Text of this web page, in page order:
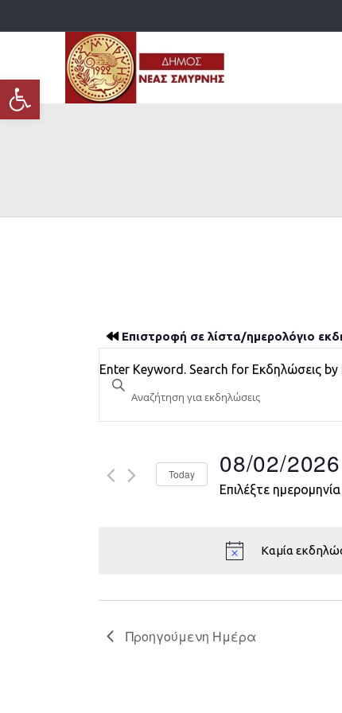
Ανοίξτε τη γραμμή εργαλείων
Επιστροφή σε λίστα/ημερολόγιο
Καμία
Εκδηλώσεις
Search
and
Navigation
Enter Keyword. Search for Εκδηλώσεις by
Today 08/02/2026
Επιλέξτε ημερομηνία
Προηγούμενη Ημέρα